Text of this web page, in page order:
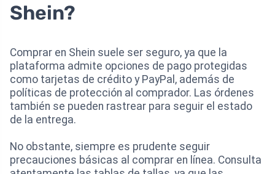
Shein?
Comprar en Shein suele ser seguro, ya que la
plataforma admite opciones de pago protegidas
como tarjetas de crédito y PayPal, además de
políticas de protección al comprador. Las órdenes
también se pueden rastrear para seguir el estado
de la entrega.
No obstante, siempre es prudente seguir
precauciones básicas al comprar en línea. Consulta